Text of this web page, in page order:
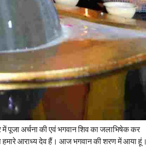
पूजा अर्चना की एवं भगवान शिव का जलाभिषेक कर
हमारे आराध्य देव हैं। आज भगवान की शरण में आया हूं।